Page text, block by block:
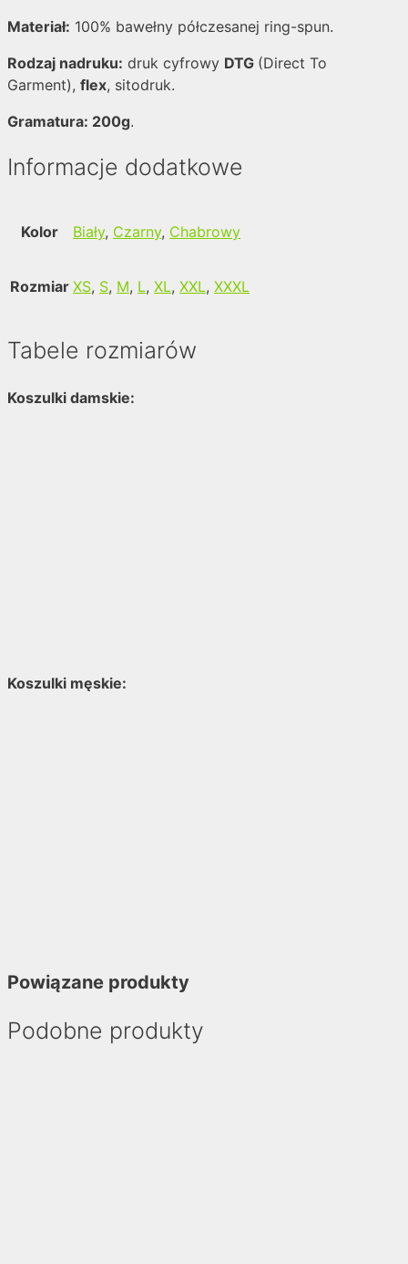
Materiał: 100% bawełny półczesanej ring-spun.
Rodzaj nadruku: druk cyfrowy DTG (Direct To
Garment), flex, sitodruk.
Gramatura: 200g.
Informacje dodatkowe
Kolor Biały, Czarny, Chabrowy
Rozmiar XS, S, M, L, XL, XXL, XXXL
Tabele rozmiarów
Koszulki damskie:
Koszulki męskie:
Powiązane produkty
Podobne produkty